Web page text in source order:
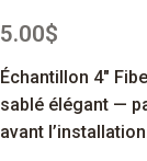
5.00$
Échantillon 4″
sablé élégant —
avant